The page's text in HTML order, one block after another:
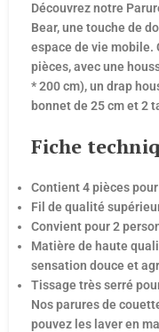
Découvrez notre
Bear, une touche de
espace de vie mobile.
pièces, avec une
* 200 cm), un drap
bonnet de 25 cm et 2
Fiche
Contient 4 pièces
Fil de qualité
Convient pour 2
Matière de haute
sensation douce et
Tissage très serré
Nos parures de
pouvez les laver en